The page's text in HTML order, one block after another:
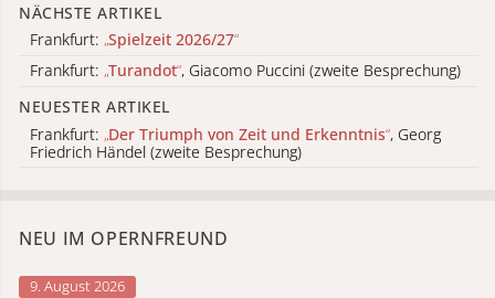
NÄCHSTE ARTIKEL
Frankfurt: „Spielzeit 2026/27“
Frankfurt: „Turandot“, Giacomo Puccini (zweite Besprechung)
NEUESTER ARTIKEL
Frankfurt: „Der Triumph von Zeit und Erkenntnis“, Georg
Friedrich Händel (zweite Besprechung)
NEU IM OPERNFREUND
9. August 2026